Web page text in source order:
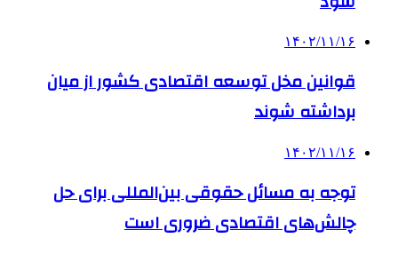
۱۴۰۲/۱۱/۱۶
قوانین مخل توسعه اقتصادی کشور از میان
برداشته شوند
۱۴۰۲/۱۱/۱۶
توجه به مسائل حقوقی بین‌المللی برای حل
چالش‌های اقتصادی ضروری است